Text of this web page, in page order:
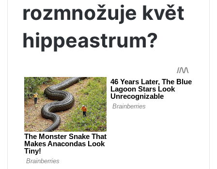
rozmnožuje květ
hippeastrum?